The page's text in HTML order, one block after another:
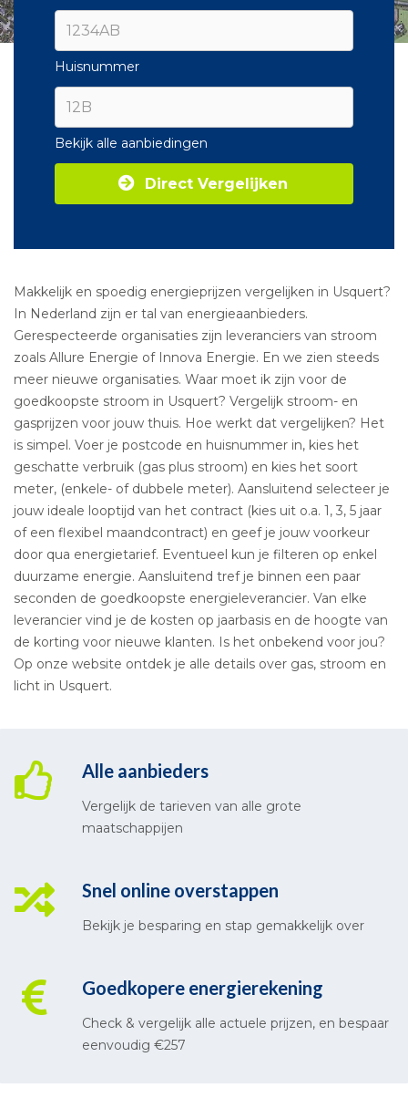
Huisnummer
Bekijk alle aanbiedingen
Direct Vergelijken
Makkelijk en spoedig energieprijzen vergelijken in Usquert?
In Nederland zijn er tal van energieaanbieders.
Gerespecteerde organisaties zijn leveranciers van stroom
zoals Allure Energie of Innova Energie. En we zien steeds
meer nieuwe organisaties. Waar moet ik zijn voor de
goedkoopste stroom in Usquert? Vergelijk stroom- en
gasprijzen voor jouw thuis. Hoe werkt dat vergelijken? Het
is simpel. Voer je postcode en huisnummer in, kies het
geschatte verbruik (gas plus stroom) en kies het soort
meter, (enkele- of dubbele meter). Aansluitend selecteer je
jouw ideale looptijd van het contract (kies uit o.a. 1, 3, 5 jaar
of een flexibel maandcontract) en geef je jouw voorkeur
door qua energietarief. Eventueel kun je filteren op enkel
duurzame energie. Aansluitend tref je binnen een paar
seconden de goedkoopste energieleverancier. Van elke
leverancier vind je de kosten op jaarbasis en de hoogte van
de korting voor nieuwe klanten. Is het onbekend voor jou?
Op onze website ontdek je alle details over gas, stroom en
licht in Usquert.
Alle aanbieders
Vergelijk de tarieven van alle grote
maatschappijen
Snel online overstappen
Bekijk je besparing en stap gemakkelijk over
Goedkopere energierekening
Check & vergelijk alle actuele prijzen, en bespaar
eenvoudig €257